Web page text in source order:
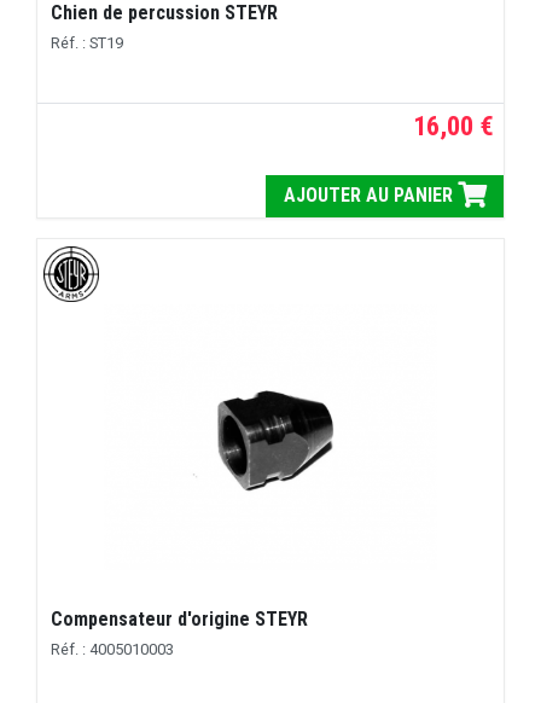
Chien de percussion STEYR
Réf. : ST19
16,00 €
AJOUTER AU PANIER
Compensateur d'origine STEYR
Réf. : 4005010003